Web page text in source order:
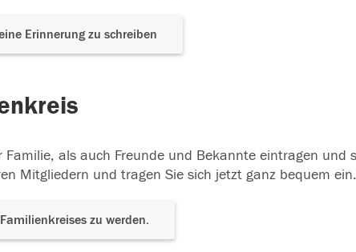
Erinnerung zu schreiben
als auch Freunde und Bekannte eintragen und
Mitgliedern und tragen Sie sich jetzt ganz bequem ein.
zu werden.